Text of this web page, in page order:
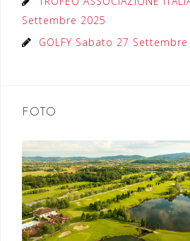
Settembre 2025
GOLFY Sabato 27 Settembre
FOTO